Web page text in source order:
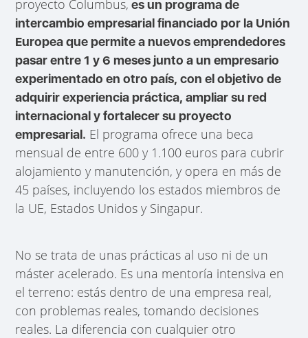
proyecto Columbus, es un programa de
intercambio empresarial financiado por la Unión
Europea que permite a nuevos emprendedores
pasar entre 1 y 6 meses junto a un empresario
experimentado en otro país, con el objetivo de
adquirir experiencia práctica, ampliar su red
internacional y fortalecer su proyecto
empresarial. El programa ofrece una beca
mensual de entre 600 y 1.100 euros para cubrir
alojamiento y manutención, y opera en más de
45 países, incluyendo los estados miembros de
la UE, Estados Unidos y Singapur.
No se trata de unas prácticas al uso ni de un
máster acelerado. Es una mentoría intensiva en
el terreno: estás dentro de una empresa real,
con problemas reales, tomando decisiones
reales. La diferencia con cualquier otro